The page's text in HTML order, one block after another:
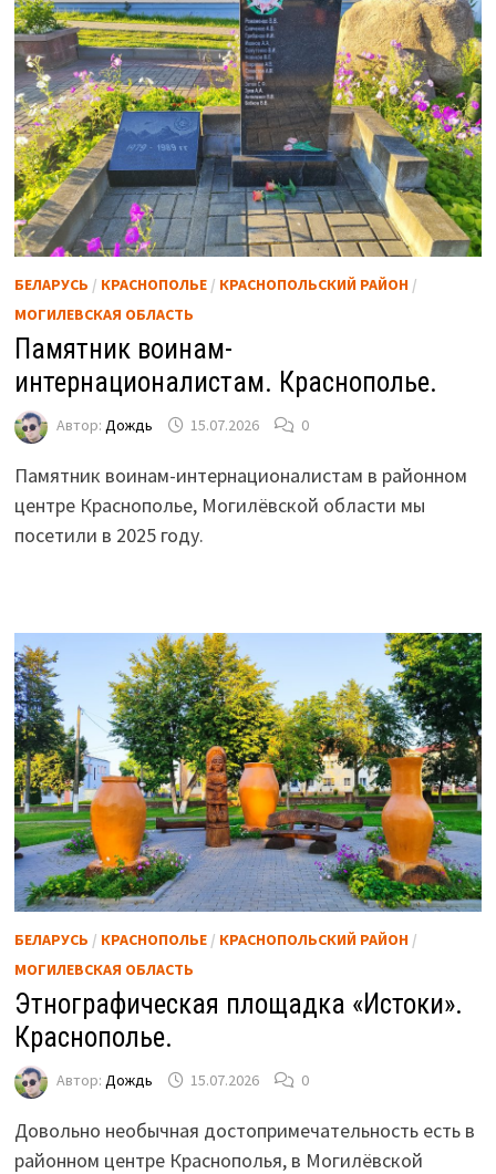
БЕЛАРУСЬ / КРАСНОПОЛЬЕ/ КРАСНОПОЛЬСКИЙ РАЙОН/
МОГИЛЕВСКАЯ ОБЛАСТЬ
Памятник воинам-
интернационалистам. Краснополье.
Автор: Дождь 15.07.2026 0
Памятник воинам-интернационалистам в районном
центре Краснополье, Могилёвской области мы
посетили в 2025 году.
БЕЛАРУСЬ / КРАСНОПОЛЬЕ/ КРАСНОПОЛЬСКИЙ РАЙОН/
МОГИЛЕВСКАЯ ОБЛАСТЬ
Этнографическая площадка «Истоки».
Краснополье.
Автор: Дождь 15.07.2026 0
Довольно необычная достопримечательность есть в
районном центре Краснополья, в Могилёвской